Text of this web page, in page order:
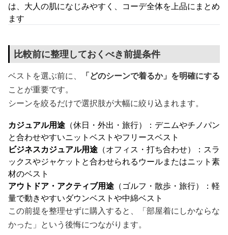
は、大人の肌になじみやすく、コーデ全体を上品にまとめ
ます
比較前に整理しておくべき前提条件
ベストを選ぶ前に、
「どのシーンで着るか」を明確にする
ことが重要です。
シーンを絞るだけで選択肢が大幅に絞り込まれます。
カジュアル用途 （休日・外出・旅行）：デニムやチノパン
と合わせやすいニットベストやフリースベスト
ビジネスカジュアル用途 （オフィス・打ち合わせ）：スラ
ックスやジャケットと合わせられるウールまたはニット素
材のベスト
アウトドア・アクティブ用途 （ゴルフ・散歩・旅行）：軽
量で動きやすいダウンベストや中綿ベスト
この前提を整理せずに購入すると、「部屋着にしかならな
かった」という後悔につながります。